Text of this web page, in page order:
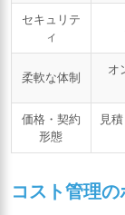
セキュリテ
ィ
柔軟な体制
オ
価格・契約
形態
見
コスト管理の